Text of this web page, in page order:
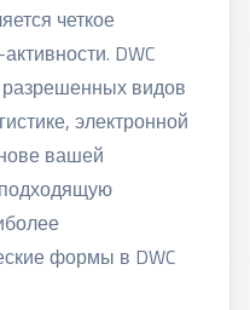
четкое
DWC
видов
электронной
вашей
формы в DWC